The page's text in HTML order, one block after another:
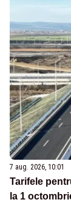
7 aug. 2026, 10:01
Tarifele
la 1